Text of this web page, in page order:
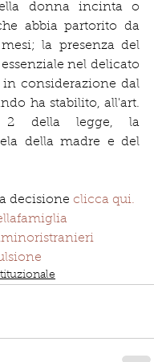
donna incinta o
abbia partorito da
la presenza del
nel delicato
considerazione dal
ha stabilito, all'art.
2 della legge, la
della madre e del
decisione clicca qui.